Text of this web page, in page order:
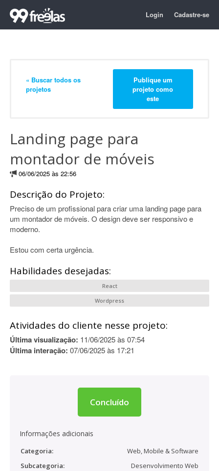
Login Cadastre-se
« Buscar todos os
projetos
Publique um
projeto como
este
Landing page para
montador de móveis
06/06/2025 às 22:56
Descrição do Projeto:
Preciso de um profissional para criar uma landing page para
um montador de móveis. O design deve ser responsivo e
moderno.
Estou com certa urgência.
Habilidades desejadas:
React
Wordpress
Atividades do cliente nesse projeto:
Última visualização: 11/06/2025 às 07:54
Última interação: 07/06/2025 às 17:21
Concluído
Informações adicionais
Categoria:
Web, Mobile & Software
Subcategoria:
Desenvolvimento Web